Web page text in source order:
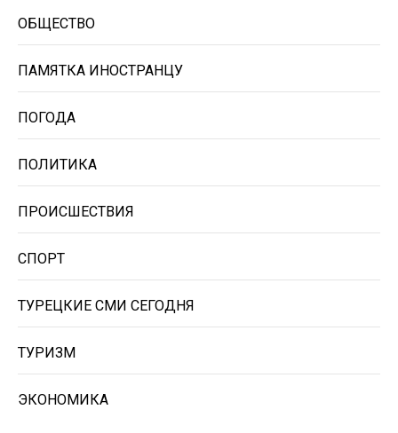
ОБЩЕСТВО
ПАМЯТКА ИНОСТРАНЦУ
ПОГОДА
ПОЛИТИКА
ПРОИСШЕСТВИЯ
СПОРТ
ТУРЕЦКИЕ СМИ СЕГОДНЯ
ТУРИЗМ
ЭКОНОМИКА